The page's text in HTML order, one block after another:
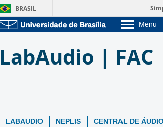
BRASIL
Menu
Estude na
Graduação
LabAudio | FAC
LABAUDIO NEPLIS CENTRAL DE